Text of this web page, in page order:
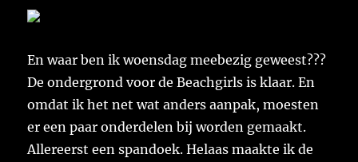
En waar ben ik woensdag meebezig geweest???
De ondergrond voor de Beachgirls is klaar. En
omdat ik het net wat anders aanpak, moesten
er een paar onderdelen bij worden gemaakt.
Allereerst een spandoek. Helaas maakte ik de